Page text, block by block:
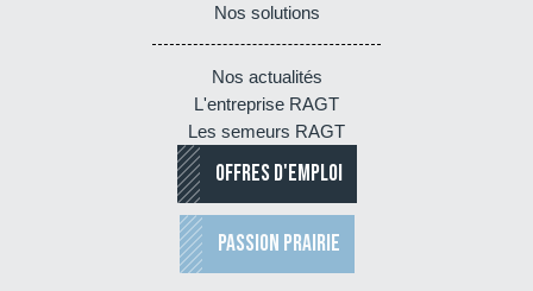
Nos solutions
Nos actualités
L'entreprise RAGT
Les semeurs RAGT
OFFRES D'EMPLOI
PASSION PRAIRIE